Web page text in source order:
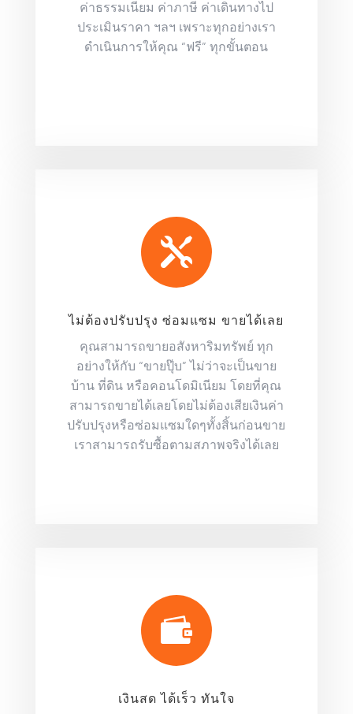
ค่าธรรมเนียม ค่าภาษี ค่าเดินทางไป
ประเมินราคา ฯลฯ เพราะทุกอย่างเรา
ดำเนินการให้คุณ “ฟรี” ทุกขั้นตอน

ไม่ต้องปรับปรุง ซ่อมแซม ขายได้เลย
คุณสามารถขายอสังหาริมทรัพย์ ทุก
อย่างให้กับ “ขายปุ๊บ” ไม่ว่าจะเป็นขาย
บ้าน ที่ดิน หรือคอนโดมิเนียม โดยที่คุณ
สามารถขายได้เลยโดยไม่ต้องเสียเงินค่า
ปรับปรุงหรือซ่อมแซมใดๆทั้งสิ้นก่อนขาย
เราสามารถรับซื้อตามสภาพจริงได้เลย

เงินสด ได้เร็ว ทันใจ